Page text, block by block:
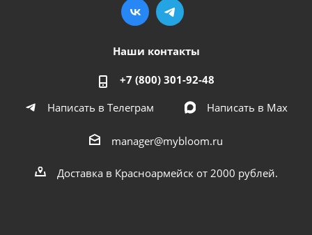
Наши контакты
+7 (800) 301-92-48
Написать в Телеграм
Написать в Мах
manager@mybloom.ru
Доставка в Красноармейск от 2000 рублей.